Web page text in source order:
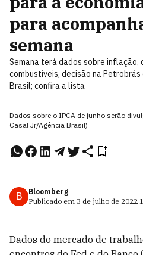
para
semana
Semana terá dados sobre inflação,
combustíveis, decisão na
Brasil; confira a lista
Dados sobre o IPCA de junho serão
Casal Jr/Agência Brasil)
B
Bloomberg
Publicado em 3 de julho de 2022
Dados do mercado de